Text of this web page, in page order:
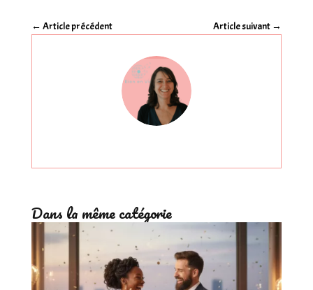
← Article précédent Article suivant →
Dans la même catégorie